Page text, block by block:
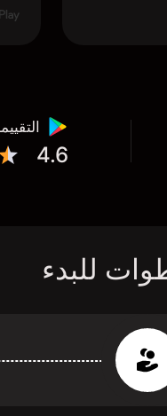
4.6
للبدء